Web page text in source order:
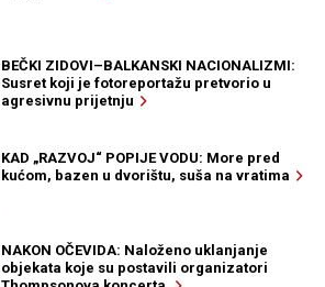
BEČKI ZIDOVI–BALKANSKI NACIONALIZMI:
Susret koji je fotoreportažu pretvorio u
agresivnu prijetnju
KAD „RAZVOJ“ POPIJE VODU: More pred
kućom, bazen u dvorištu, suša na vratima
NAKON OČEVIDA: Naloženo uklanjanje
objekata koje su postavili organizatori